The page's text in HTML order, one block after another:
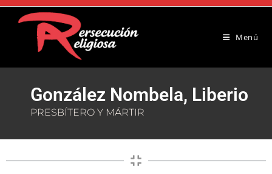
Menú
González Nombela, Liberio
PRESBÍTERO Y MÁRTIR